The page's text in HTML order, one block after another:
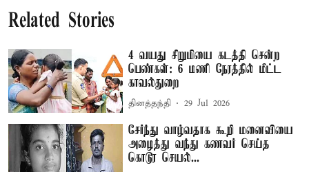
Related Stories
4 வயது சிறுமியை கடத்தி சென்ற
பெண்கள்: 6 மணி நேரத்தில் மீட்ட
காவல்துறை
தினத்தந்தி 29 Jul 2026
சேர்ந்து வாழ்வதாக கூறி மனைவியை
அழைத்து வந்து கணவர் செய்த
கொடூர செயல்...